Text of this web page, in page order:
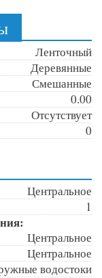
Ленточный
Деревянные
Смешанные
0.00
Отсутствует
0
Центральное
1
Центральное
Центральное
водостоки